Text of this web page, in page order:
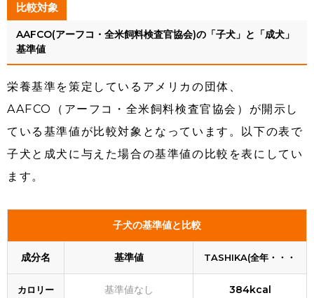
比較対象
AAFCO(アーフコ・全米飼料検査官協会)の「子犬」と「成犬」
基準値
栄養基準を策定しているアメリカの団体、
AAFCO（アーフコ・全米飼料検査官協会）が開示し
ている基準値が比較対象となっています。以下の表で
子犬と成犬に与えた場合の基準値の比較を表にしてい
ます。
子犬の基準値と比較
成分名 基準値 TASHIKA(全年・・・
カロリー 基準値なし 384kcal